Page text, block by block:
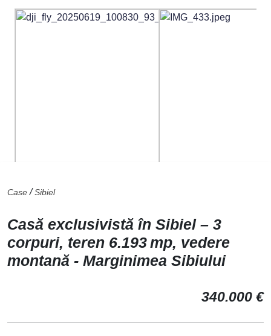
Case/Sibiel
Casă exclusivistă în Sibiel – 3
corpuri, teren 6.193 mp, vedere
montană - Marginimea Sibiului
340.000 €